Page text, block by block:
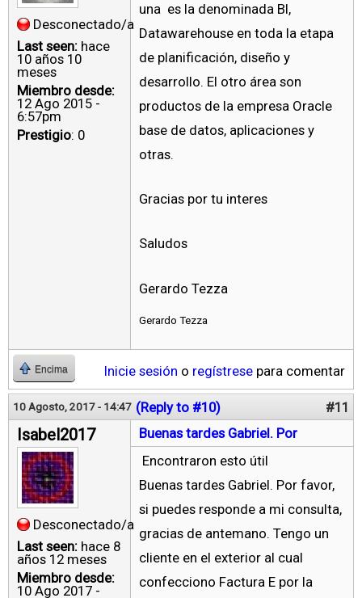
Desconectado/a
Last seen: hace
10 años 10
meses
Miembro desde:
12 Ago 2015 -
6:57pm
Prestigio: 0
una es la denominada BI,
Datawarehouse en toda la etapa
de planificación, diseño y
desarrollo. El otro área son
productos de la empresa Oracle
base de datos, aplicaciones y
otras.
Gracias por tu interes
Saludos
Gerardo Tezza
Gerardo Tezza
Encima Inicie sesión o regístrese para comentar
10 Agosto, 2017 - 14:47 (Reply to #10) #11
Isabel2017
Desconectado/a
Last seen: hace 8
años 12 meses
Miembro desde:
10 Ago 2017 -
Buenas tardes Gabriel. Por
Encontraron esto útil
Buenas tardes Gabriel. Por favor,
si puedes responde a mi consulta,
gracias de antemano. Tengo un
cliente en el exterior al cual
confecciono Factura E por la